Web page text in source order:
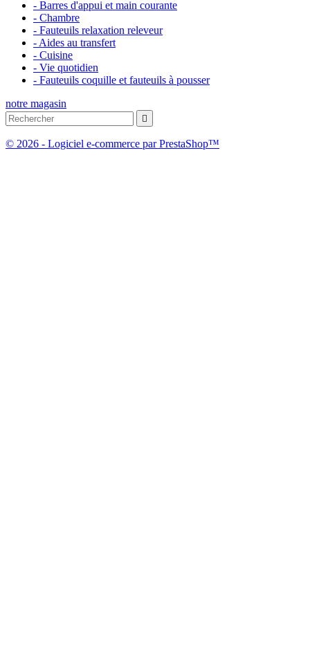
- Barres d'appui et main courante
- Chambre
- Fauteuils relaxation releveur
- Aides au transfert
- Cuisine
- Vie quotidien
- Fauteuils coquille et fauteuils à pousser
notre magasin

© 2026 - Logiciel e-commerce par PrestaShop™